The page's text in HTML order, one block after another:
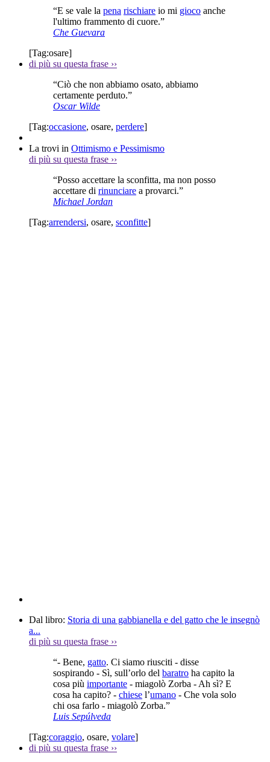
“E se vale la pena rischiare io mi gioco anche
l'ultimo frammento di cuore.”
Che Guevara
[Tag:osare]
di più su questa frase ››
“Ciò che non abbiamo osato, abbiamo
certamente perduto.”
Oscar Wilde
[Tag:occasione, osare, perdere]
La trovi in Ottimismo e Pessimismo
di più su questa frase ››
“Posso accettare la sconfitta, ma non posso
accettare di rinunciare a provarci.”
Michael Jordan
[Tag:arrendersi, osare, sconfitte]
Dal libro: Storia di una gabbianella e del gatto che le insegnò
a...
di più su questa frase ››
“- Bene, gatto. Ci siamo riusciti - disse
sospirando - Sì, sull’orlo del baratro ha capito la
cosa più importante - miagolò Zorba - Ah sì? E
cosa ha capito? - chiese l’umano - Che vola solo
chi osa farlo - miagolò Zorba.”
Luis Sepúlveda
[Tag:coraggio, osare, volare]
di più su questa frase ››